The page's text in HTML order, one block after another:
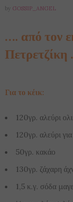
by GOSSIP_ANGEL
…. από τον
Για το κέικ:
120γρ. αλεύρι
120γρ. αλεύρι
50γρ. κακάο
130γρ. ζάχαρη
1,5 κ.γ. σόδα